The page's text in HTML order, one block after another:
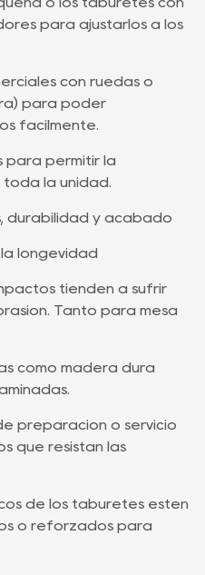
para ajustarlos a los
con ruedas o
para poder
fácilmente.
para permitir la
toda la unidad.
durabilidad y acabado
longevidad
tienden a sufrir
Tanto para mesa
como madera dura
preparación o servicio
que resistan las
de los taburetes estén
o reforzados para